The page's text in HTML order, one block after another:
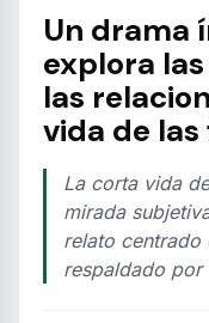
Un drama
explora
las
vida de las
La corta vida
mirada
relato centrado
respaldado por